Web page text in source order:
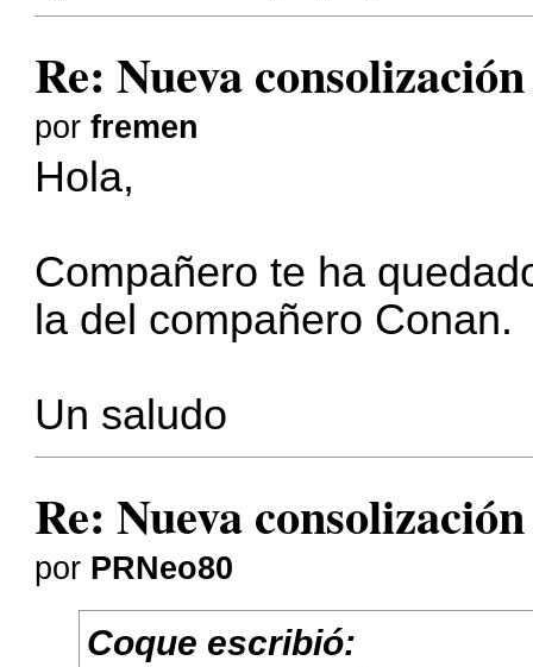
Re: Nueva
porfremen
Hola,
Compañero te ha
la del compañero Conan.
Un saludo
Re: Nueva
por PRNeo80
Coque escribió: